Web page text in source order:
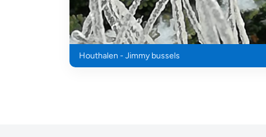
Houthalen - Jimmy bussels